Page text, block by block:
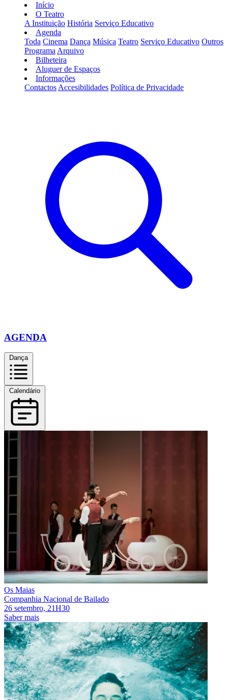
Início
O Teatro
A Instituição História Serviço Educativo
Agenda
Toda Cinema Dança Música Teatro Serviço Educativo Outros
Programa Arquivo
Bilheteira
Aluguer de Espaços
Informações
Contactos Accesibilidades Política de Privacidade
AGENDA
Dança
Calendário
Os Maias
Companhia Nacional de Bailado
26 setembro, 21H30
Saber mais